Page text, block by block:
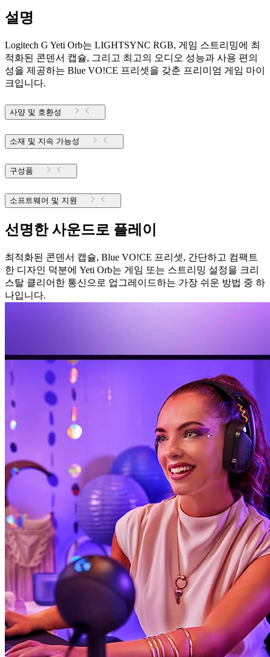
설명
Logitech G Yeti Orb는 LIGHTSYNC RGB, 게임 스트리밍에 최
적화된 콘덴서 캡슐, 그리고 최고의 오디오 성능과 사용 편의
성을 제공하는 Blue VO!CE 프리셋을 갖춘 프리미엄 게임 마이
크입니다.
사양 및 호환성
소재 및 지속 가능성
구성품
소프트웨어 및 지원
선명한 사운드로 플레이
최적화된 콘덴서 캡슐, Blue VO!CE 프리셋, 간단하고 컴팩트
한 디자인 덕분에 Yeti Orb는 게임 또는 스트리밍 설정을 크리
스탈 클리어한 통신으로 업그레이드하는 가장 쉬운 방법 중 하
나입니다.